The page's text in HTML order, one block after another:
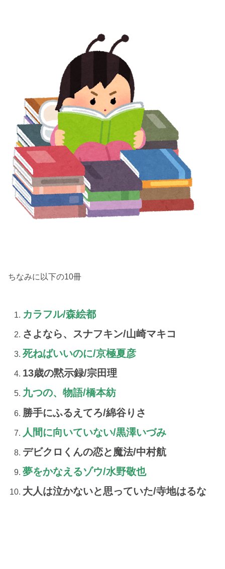
ちなみに以下の10冊
カラフル/森絵都
さよなら、スナフキン/山崎マキコ
死ねばいいのに/京極夏彦
13歳の黙示録/宗田理
九つの、物語/橋本紡
勝手にふるえてろ/綿谷りさ
人間に向いていない/黒澤いづみ
デビクロくんの恋と魔法/中村航
夢をかなえるゾウ/水野敬也
大人は泣かないと思っていた/寺地はるな